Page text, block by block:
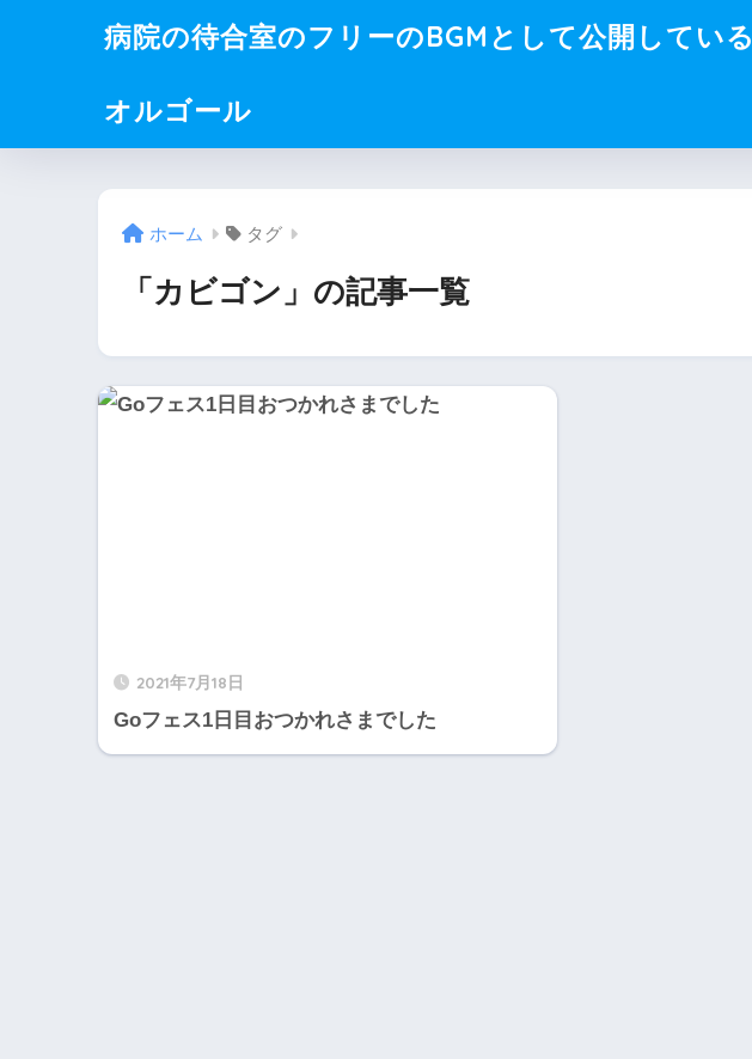
病院の待合室のフリーのBGMとして公開している
オルゴール
ホーム タグ
「カビゴン」の記事一覧
2021年7月18日
Goフェス1日目おつかれさまでした